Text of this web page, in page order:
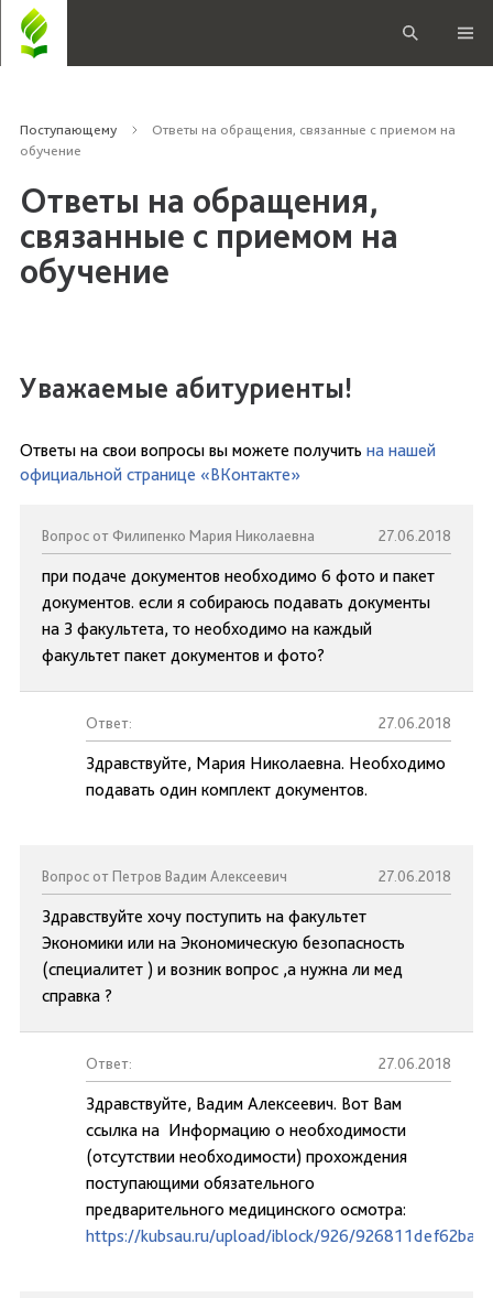
Поступающему
Ответы на обращения, связанные с приемом на
обучение
Ответы на обращения,
связанные с приемом на
обучение
Уважаемые абитуриенты!
Ответы на свои вопросы вы можете получить на нашей
официальной странице «ВКонтакте»
Вопрос от Филипенко Мария Николаевна 27.06.2018
при подаче документов необходимо 6 фото и пакет
документов. если я собираюсь подавать документы
на 3 факультета, то необходимо на каждый
факультет пакет документов и фото?
Ответ: 27.06.2018
Здравствуйте, Мария Николаевна. Необходимо
подавать один комплект документов.
Вопрос от Петров Вадим Алексеевич 27.06.2018
Здравствуйте хочу поступить на факультет
Экономики или на Экономическую безопасность
(специалитет ) и возник вопрос ,а нужна ли мед
справка ?
Ответ: 27.06.2018
Здравствуйте, Вадим Алексеевич. Вот Вам
ссылка на Информацию о необходимости
(отсутствии необходимости) прохождения
поступающими обязательного
предварительного медицинского осмотра:
https://kubsau.ru/upload/iblock/926/